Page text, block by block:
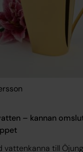
– kannan
vattenkanna till